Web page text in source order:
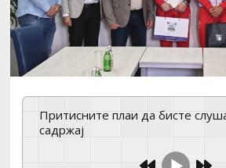
Притисните плаи да бисте слушали овај
садржај